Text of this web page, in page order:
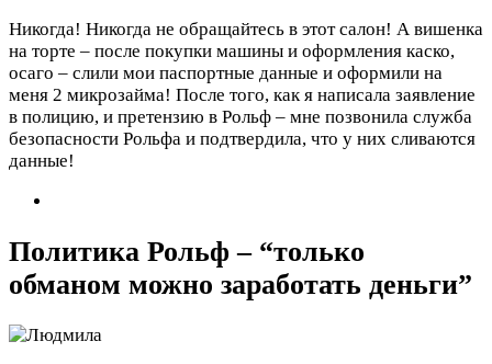
Никогда! Никогда не обращайтесь в этот салон! А вишенка
на торте – после покупки машины и оформления каско,
осаго – слили мои паспортные данные и оформили на
меня 2 микрозайма! После того, как я написала заявление
в полицию, и претензию в Рольф – мне позвонила служба
безопасности Рольфа и подтвердила, что у них сливаются
данные!
Политика Рольф – “только
обманом можно заработать деньги”